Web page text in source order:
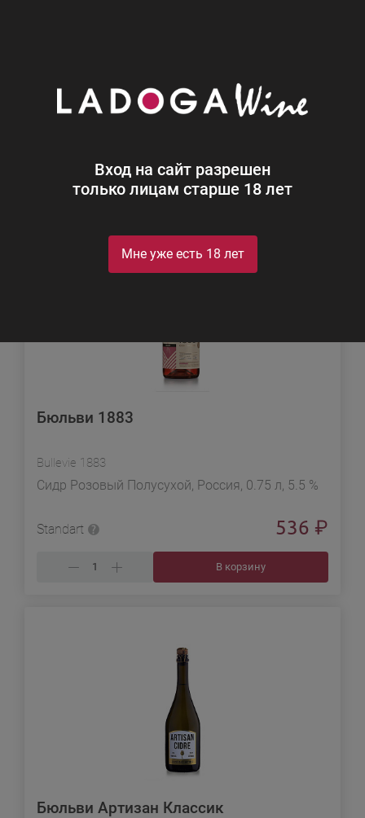
Вход на сайт разрешен
только лицам старше 18 лет
Мне уже есть 18 лет
Прочие напитки
Сортировка
Бюльви 1883
Bullevie 1883
Сидр Розовый Полусухой, Россия, 0.75 л, 5.5 %
Standart 536 ₽
В корзину
Бюльви Артизан Классик